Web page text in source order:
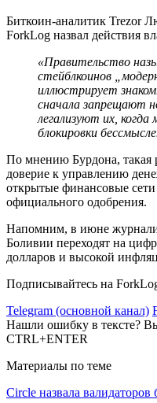
Биткоин-аналитик Trezor
ForkLog назвал действия
«Правительство
стейблкоинов
иллюстрирует
сначала запрещают
легализуют их, когда
блокировки
По мнению Бурдона, такая
доверие к управлению
открытые финансовые сети
официального одобрения.
Напомним, в июне
Боливии переходят на
долларов и высокой
Подписывайтесь на
Telegram (основной канал)
Нашли ошибку в тексте?
CTRL+ENTER
Материалы по теме
Circle назвала валидаторов